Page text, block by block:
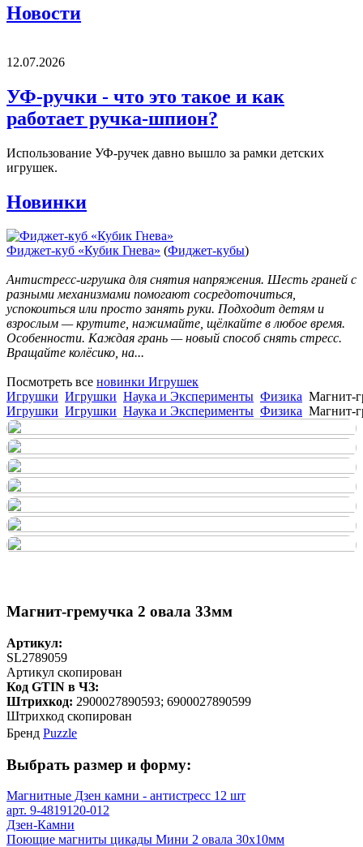
Новости
12.07.2026
УФ-ручки - что это такое и как
работает ручка-шпион?
Использование УФ-ручек давно вышло за рамки детских
игрушек.
Новинки
Фиджет-куб «Кубик Гнева» (Фиджет-кубы)
Антистресс-игрушка для снятия напряжения. Шесть граней с
разными механизмами помогают сосредоточиться,
успокоиться или просто занять руки. Подходит детям и
взрослым — крутите, нажимайте, щёлкайте в любое время.
Особенности. Каждая грань — новый способ снять стресс.
Вращайте колёсико, на...
Посмотреть все новинки Игрушек
Игрушки Игрушки Наука и Эксперименты Физика Магнит-
Игрушки Игрушки Наука и Эксперименты Физика Магнит-
Магнит-гремучка 2 овала 33мм
Артикул:
SL2789059
Артикул скопирован
Код GTIN в ЧЗ:
Штрихкод: 2900027890593; 6900027890599
Штрихкод скопирован
Бренд Puzzle
Выбрать размер и форму:
Магнитные Дзен камни - антистресс 12 шт
арт. 9-4819120-012
Дзен-Камни
Поющие магниты цикады Мини 2 овала 30х10мм